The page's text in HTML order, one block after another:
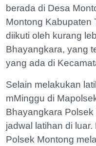
berada di Desa
Montong Kabupaten
diikuti oleh kurang
Bhayangkara, yang
yang ada di
Selain melakukan
mMinggu di
Bhayangkara
jadwal latihan di
Polsek Montong